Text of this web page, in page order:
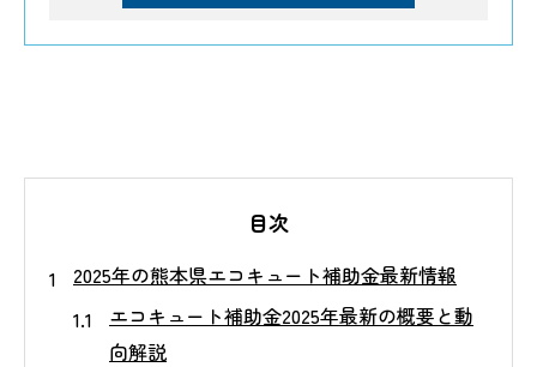
目次
2025年の熊本県エコキュート補助金最新情報
エコキュート補助金2025年最新の概要と動
向解説